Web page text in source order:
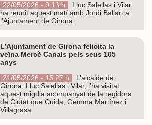
22/05/2026 - 9.13 h
Lluc Salellas i Vilar
ha reunit aquest matí amb Jordi Ballart a
l’Ajuntament de Girona
L’Ajuntament de Girona felicita la
veïna Mercè Canals pels seus 105
anys
21/05/2026 - 15.27 h
L’alcalde de
Girona, Lluc Salellas i Vilar, l’ha visitat
aquest migdia acompanyat de la regidora
de Ciutat que Cuida, Gemma Martínez i
Villagrasa